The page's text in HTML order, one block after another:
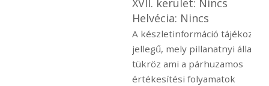
XVII. kerület: Nincs
Helvécia: Nincs
A készletinformáció
jellegű, mely pillanatnyi
tükröz ami a párhuzamos
értékesítési folyamatok